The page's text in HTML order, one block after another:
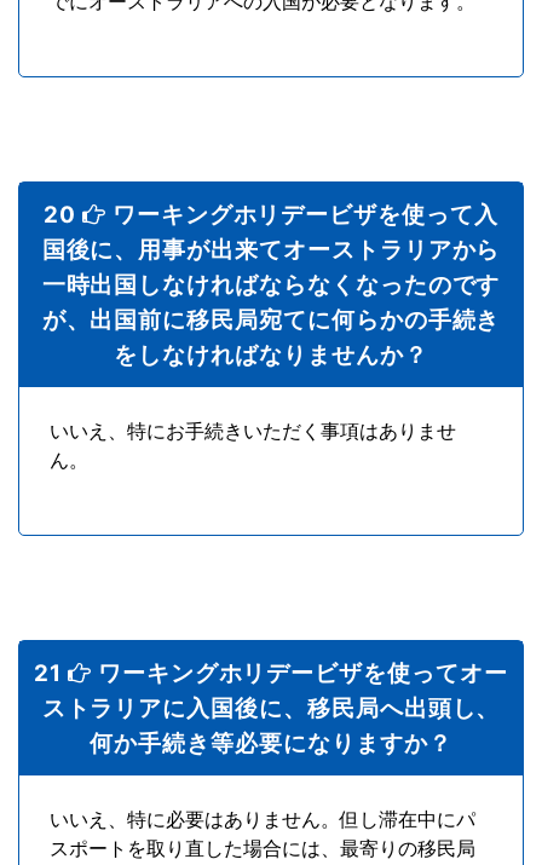
20
ワーキングホリデービザを使って入
国後に、用事が出来てオーストラリアから
一時出国しなければならなくなったのです
が、出国前に移民局宛てに何らかの手続き
をしなければなりませんか？
いいえ、特にお手続きいただく事項はありませ
ん。
21
ワーキングホリデービザを使ってオー
ストラリアに入国後に、移民局へ出頭し、
何か手続き等必要になりますか？
いいえ、特に必要はありません。但し滞在中にパ
スポートを取り直した場合には、最寄りの移民局